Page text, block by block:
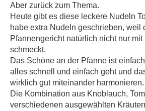
Aber zurück zum Thema.
Heute gibt es diese leckere Nudeln
habe extra Nudeln geschrieben, weil
Pfannengericht natürlich nicht nur mit
schmeckt.
Das Schöne an der Pfanne ist
alles schnell und einfach geht und
wirklich gut miteinander harmonieren.
Die Kombination aus Knoblauch,
verschiedenen ausgewählten